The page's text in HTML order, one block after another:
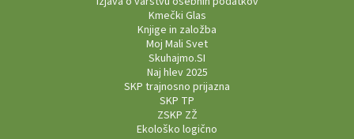
Kmečki Glas
Knjige in založba
Moj Mali Svet
Skuhajmo.SI
Naj hlev 2025
SKP trajnosno prijazna
SKP TP
ZSKP ZŽ
Ekološko logično